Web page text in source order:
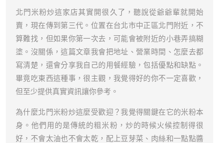
北門米粉炒這家店其實開很久了，聽說從爺爺輩就開始
賣，現在傳到第三代。位置在台北市中正區北門附近，不
算難找，但如果你第一次去，可能會被附近的小巷弄搞糊
塗。沒關係，這篇文章我會把地址、營業時間、怎麼去都
寫清楚，還會分享我自己的用餐經驗，包括優點和缺點。
畢竟吃東西這種事，很主觀，我覺得好的你不一定喜歡，
但至少提供真實資訊讓你參考。
為什麼北門米粉炒這麼受歡迎？我覺得關鍵在它的米粉本
身。他們用的是傳統的粗米粉，炒的時候火候控制得很
好，不會太油也不會太乾，配上豆芽菜、肉絲和一點點醬